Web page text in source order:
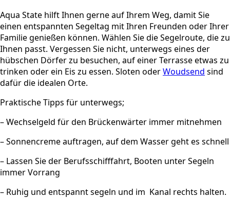
Aqua State hilft Ihnen gerne auf Ihrem Weg, damit Sie
einen entspannten Segeltag mit Ihren Freunden oder Ihrer
Familie genießen können. Wählen Sie die Segelroute, die zu
Ihnen passt. Vergessen Sie nicht, unterwegs eines der
hübschen Dörfer zu besuchen, auf einer Terrasse etwas zu
trinken oder ein Eis zu essen. Sloten oderWoudsend sind
dafür die idealen Orte.
Praktische Tipps für unterwegs;
– Wechselgeld für den Brückenwärter immer mitnehmen
– Sonnencreme auftragen, auf dem Wasser geht es schnell
– Lassen Sie der Berufsschifffahrt, Booten unter Segeln
immer Vorrang
– Ruhig und entspannt segeln und im Kanal rechts halten.